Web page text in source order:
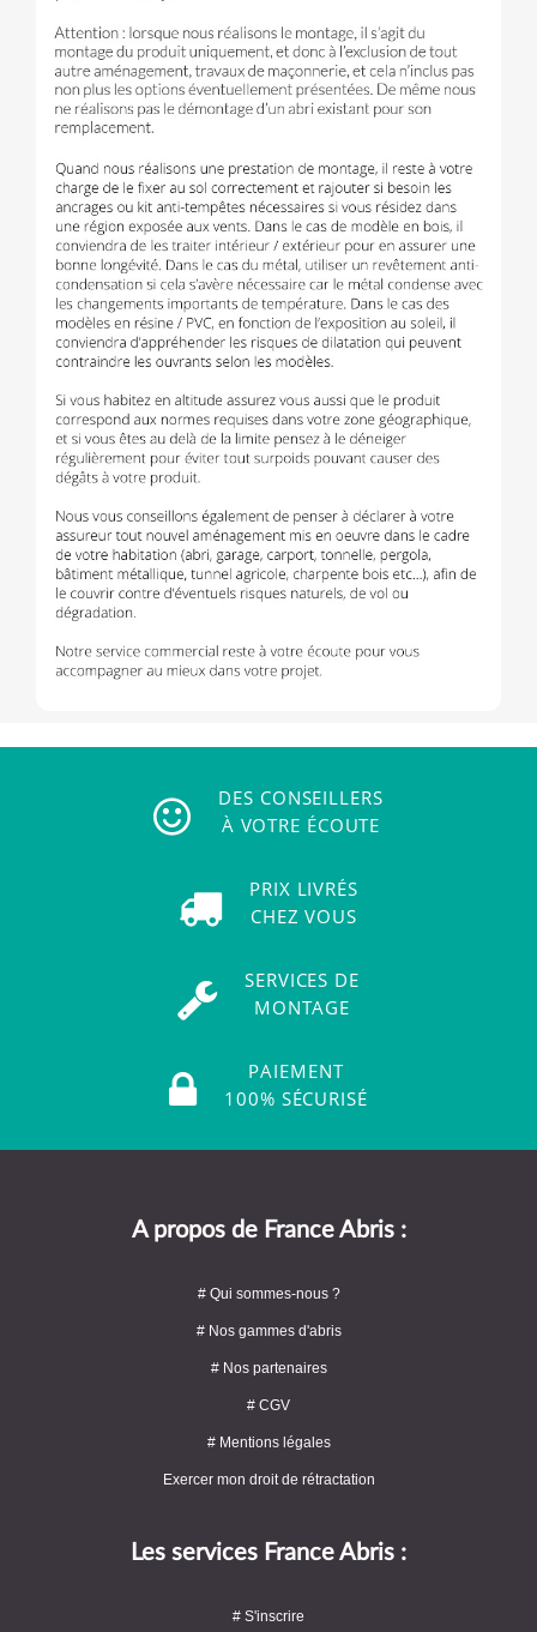
DES CONSEILLERS
À VOTRE ÉCOUTE
PRIX LIVRÉS
CHEZ VOUS
SERVICES DE
MONTAGE
PAIEMENT
100% SÉCURISÉ
A propos de France Abris :
# Qui sommes-nous ?
# Nos gammes d'abris
# Nos partenaires
# CGV
# Mentions légales
Exercer mon droit de rétractation
Les services France Abris :
# S'inscrire